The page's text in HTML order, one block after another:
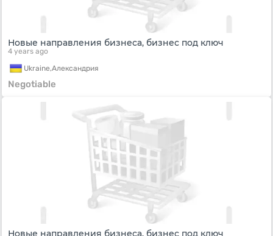
Новые направления бизнеса, бизнес под ключ
4 years ago
Ukraine,Александрия
Negotiable
Новые направления бизнеса, бизнес под ключ